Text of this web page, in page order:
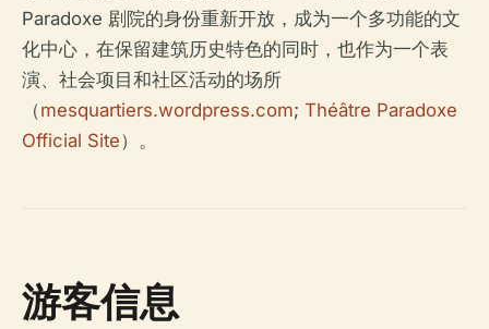
Paradoxe 剧院的身份重新开放，成为一个多功能的文
化中心，在保留建筑历史特色的同时，也作为一个表
演、社会项目和社区活动的场所
（mesquartiers.wordpress.com; Théâtre Paradoxe
Official Site）。
游客信息